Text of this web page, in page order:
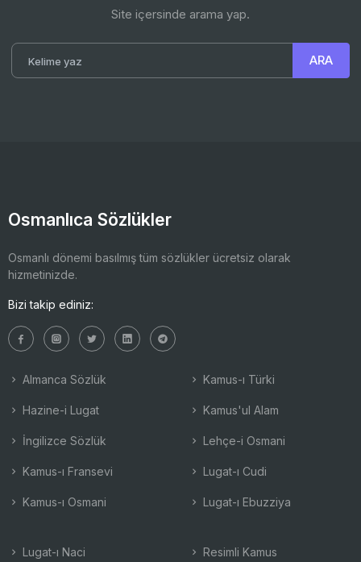
Site içersinde arama yap.
Osmanlıca Sözlükler
Osmanlı dönemi basılmış tüm sözlükler ücretsiz olarak
hizmetinizde.
Bizi takip ediniz:
Almanca Sözlük
Hazine-i Lugat
İngilizce Sözlük
Kamus-ı Fransevi
Kamus-ı Osmani
Kamus-ı Türki
Kamus'ul Alam
Lehçe-i Osmani
Lugat-ı Cudi
Lugat-ı Ebuzziya
Lugat-ı Naci Resimli Kamus